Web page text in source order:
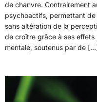
de chanvre. Contrairement
psychoactifs, permettant
sans altération de la
de croître grâce à ses
mentale, soutenus par de